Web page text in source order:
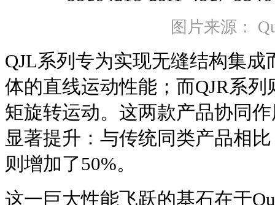
图片来源：
QJL系列专为实现无缝结构集
体的直线运动性能；而QJR系
矩旋转运动。这两款产品协同
显著提升：与传统同类产品相
则增加了50%。
这一巨大性能飞跃的基石在于